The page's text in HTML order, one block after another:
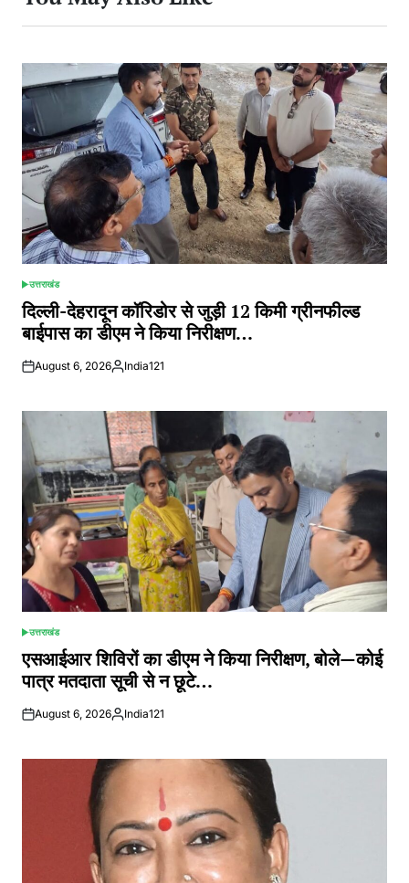
POSTED
IN
उत्तराखंड
दिल्ली-देहरादून कॉरिडोर से जुड़ी 12 किमी ग्रीनफील्ड
बाईपास का डीएम ने किया निरीक्षण…
August 6, 2026Posted
India121
POSTED
IN
उत्तराखंड
एसआईआर शिविरों का डीएम ने किया निरीक्षण, बोले—कोई
पात्र मतदाता सूची से न छूटे…
August 6, 2026Posted
India121